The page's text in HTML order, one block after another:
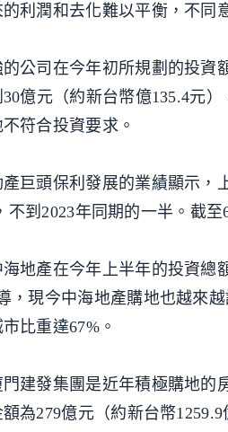
利潤和去化難以平衡，不同
公司在今年初所規劃的投資
億元（約新台幣億135.4元
符合投資要求。
巨頭保利發展的業績顯示，
不到2023年同期的一半。截
地產在今年上半年的投資總
，現今中海地產購地也越來
比重達67%。
建發集團是近年積極購地的
為279億元（約新台幣